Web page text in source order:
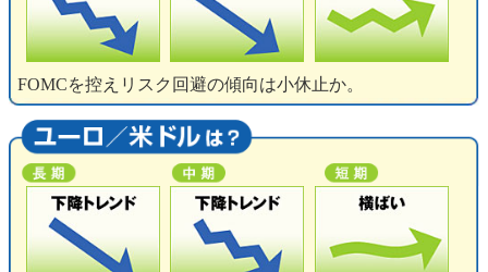
FOMCを控えリスク回避の傾向は小休止か。